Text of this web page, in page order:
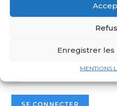
Enregistrer
MENTIONS
Voir mot de passe